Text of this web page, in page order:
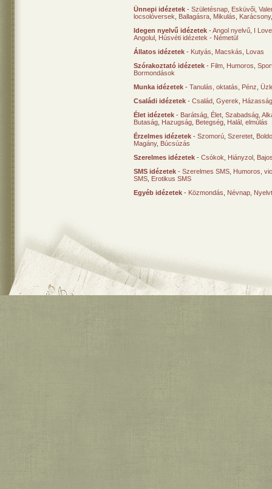
Ünnepi idézetek - Születésnap Esküvői
locsolóversek
Ballagásra Mikulás Karácsony
Idegen nyelvű idézetek -Angol nyelvű I
Angolul Húsvéti idézetek - Németül
Állatos idézetek - Kutyás Macskás
Lovas
Szórakoztató idézetek - Film Humoros
Bormondások
Munka idézetek - Tanulás, oktatás Pénz
Családi idézetek - Család Gyerek
Élet idézetek - Barátság Élet Szabadság
Butaság Hazugság Betegség Halál, elmúlás
Érzelmes idézetek - Szomorú Szeretet
Magány, Búcsúzás
Szerelmes idézetek - Csókok Hiányzol
SMS idézetek - Szerelmes SMS Humoros,
SMS Erotikus SMS
Egyéb idézetek - Közmondás Névnap